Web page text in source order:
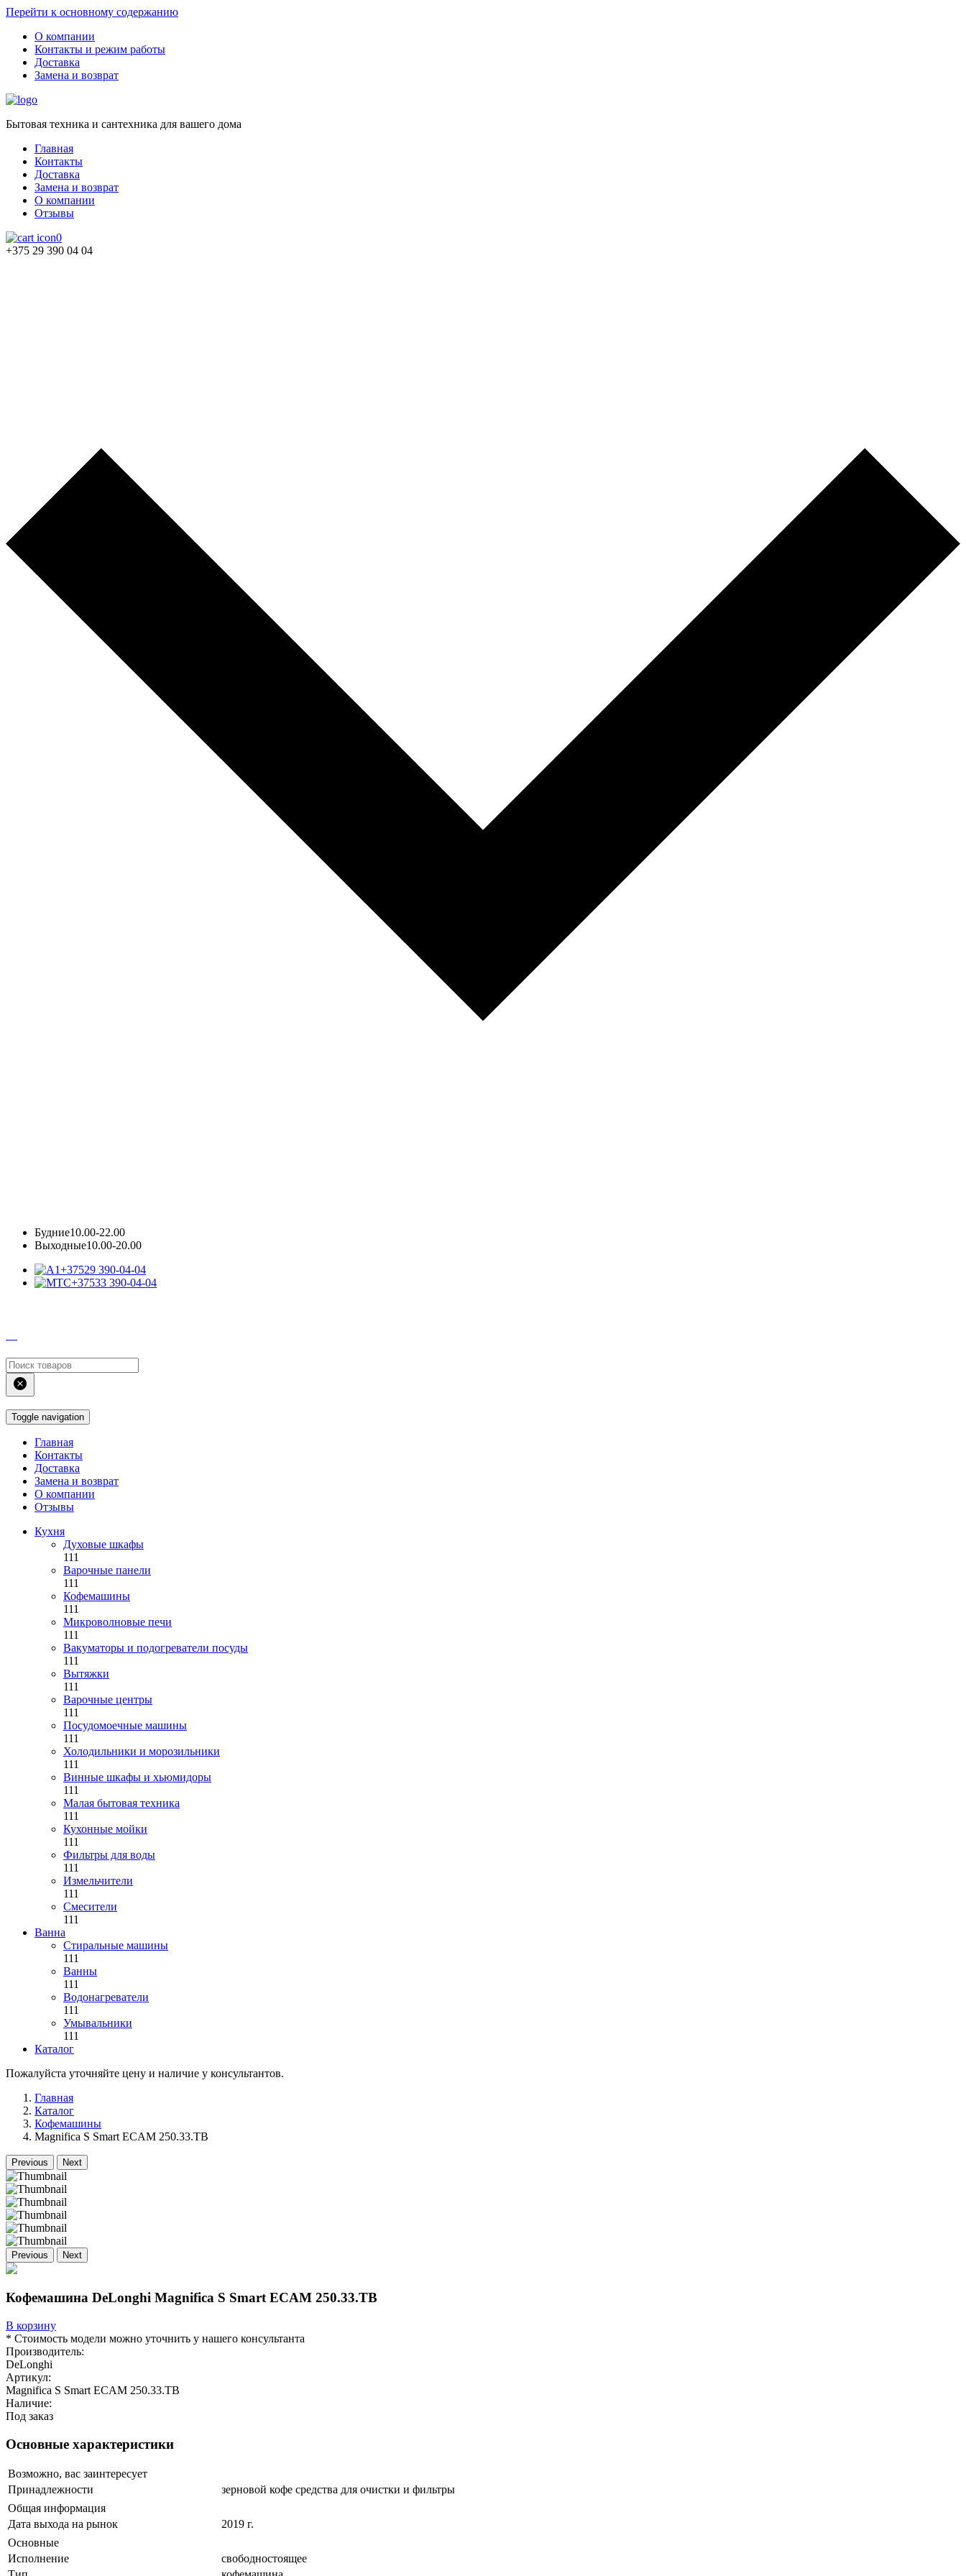
Перейти к основному содержанию
О компании
Контакты и режим работы
Доставка
Замена и возврат
Бытовая техника и сантехника для вашего дома
Главная
Контакты
Доставка
Замена и возврат
О компании
Отзывы
0
+375 29 390 04 04
Будние10.00-22.00
Выходные10.00-20.00
+37529 390-04-04
+37533 390-04-04
Toggle navigation
Главная
Контакты
Доставка
Замена и возврат
О компании
Отзывы
Кухня
Духовые шкафы
111
Варочные панели
111
Кофемашины
111
Микроволновые печи
111
Вакуматоры и подогреватели посуды
111
Вытяжки
111
Варочные центры
111
Посудомоечные машины
111
Холодильники и морозильники
111
Винные шкафы и хьюмидоры
111
Малая бытовая техника
111
Кухонные мойки
111
Фильтры для воды
111
Измельчители
111
Смесители
111
Ванна
Стиральные машины
111
Ванны
111
Водонагреватели
111
Умывальники
111
Каталог
Пожалуйста уточняйте цену и наличие у консультантов.
Главная
Каталог
Кофемашины
Magnifica S Smart ECAM 250.33.TB
Previous Next
Previous Next
Кофемашина DeLonghi Magnifica S Smart ECAM 250.33.TB
В корзину
* Стоимость модели можно уточнить у нашего консультанта
Производитель:
DeLonghi
Артикул:
Magnifica S Smart ECAM 250.33.TB
Наличие:
Под заказ
Основные характеристики
Возможно, вас заинтересует
Принадлежности
зерновой кофе средства для очистки и фильтры
Общая информация
Дата выхода на рынок
2019 г.
Основные
Исполнение
свободностоящее